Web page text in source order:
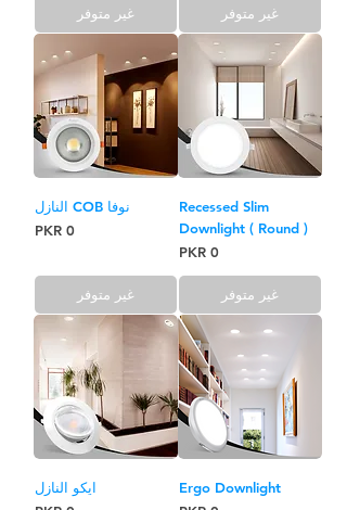
غير متوفر غير متوفر
Recessed Slim
Downlight ( Round )
السعر
غير متوفر
نوفا COB النازل
السعر
غير متوفر
Ergo Downlight
ايكو النازل